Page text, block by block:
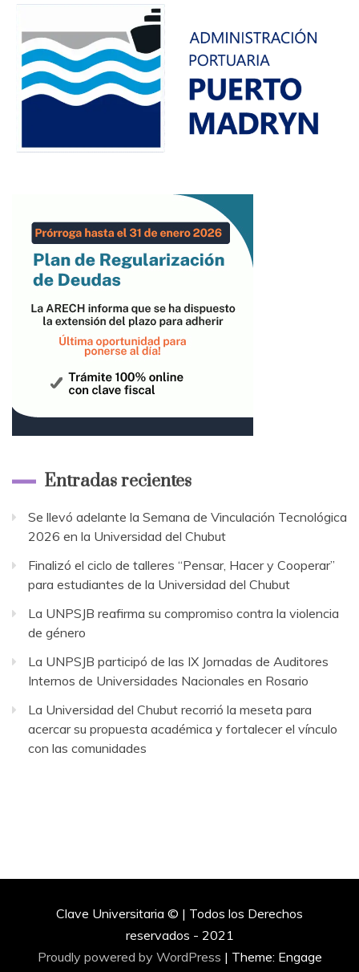
Entradas recientes
Se llevó adelante la Semana de Vinculación Tecnológica
2026 en la Universidad del Chubut
Finalizó el ciclo de talleres “Pensar, Hacer y Cooperar”
para estudiantes de la Universidad del Chubut
La UNPSJB reafirma su compromiso contra la violencia
de género
La UNPSJB participó de las IX Jornadas de Auditores
Internos de Universidades Nacionales en Rosario
La Universidad del Chubut recorrió la meseta para
acercar su propuesta académica y fortalecer el vínculo
con las comunidades
Clave Universitaria © | Todos los Derechos
reservados - 2021
Proudly powered by WordPress | Theme: Engage